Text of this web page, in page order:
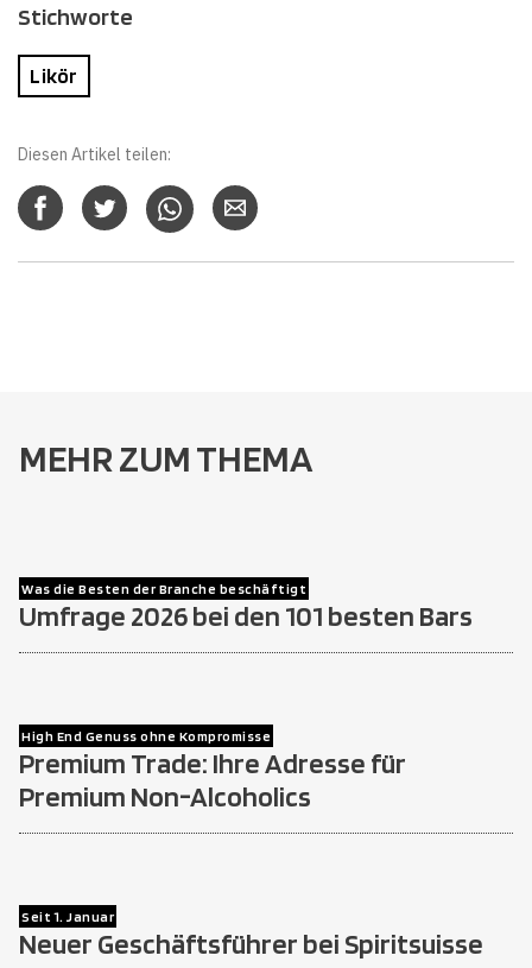
Stichworte
Likör
Diesen Artikel teilen:
MEHR ZUM THEMA
Was die Besten der Branche beschäftigt
Umfrage 2026 bei den 101 besten Bars
High End Genuss ohne Kompromisse
Premium Trade: Ihre Adresse für
Premium Non-Alcoholics
Seit 1. Januar
Neuer Geschäftsführer bei Spiritsuisse